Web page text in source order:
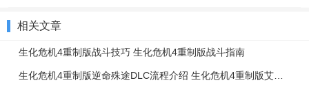
相关文章
生化危机4重制版战斗技巧 生化危机4重制版战斗指南